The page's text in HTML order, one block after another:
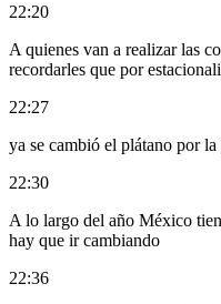
22:20
A quienes van a realizar las
recordarles que por
22:27
ya se cambió el plátano por la
22:30
A lo largo del año México
hay que ir cambiando
22:36